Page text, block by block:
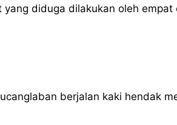
diduga dilakukan oleh empat
berjalan kaki hendak